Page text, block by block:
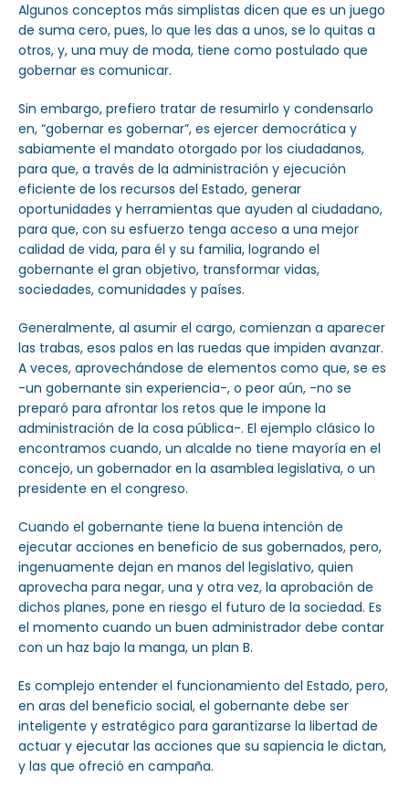
Algunos conceptos más simplistas dicen que es un juego
de suma cero, pues, lo que les das a unos, se lo quitas a
otros, y, una muy de moda, tiene como postulado que
gobernar es comunicar.
Sin embargo, prefiero tratar de resumirlo y condensarlo
en, “gobernar es gobernar”, es ejercer democrática y
sabiamente el mandato otorgado por los ciudadanos,
para que, a través de la administración y ejecución
eficiente de los recursos del Estado, generar
oportunidades y herramientas que ayuden al ciudadano,
para que, con su esfuerzo tenga acceso a una mejor
calidad de vida, para él y su familia, logrando el
gobernante el gran objetivo, transformar vidas,
sociedades, comunidades y países.
Generalmente, al asumir el cargo, comienzan a aparecer
las trabas, esos palos en las ruedas que impiden avanzar.
A veces, aprovechándose de elementos como que, se es
-un gobernante sin experiencia-, o peor aún, -no se
preparó para afrontar los retos que le impone la
administración de la cosa pública-. El ejemplo clásico lo
encontramos cuando, un alcalde no tiene mayoría en el
concejo, un gobernador en la asamblea legislativa, o un
presidente en el congreso.
Cuando el gobernante tiene la buena intención de
ejecutar acciones en beneficio de sus gobernados, pero,
ingenuamente dejan en manos del legislativo, quien
aprovecha para negar, una y otra vez, la aprobación de
dichos planes, pone en riesgo el futuro de la sociedad. Es
el momento cuando un buen administrador debe contar
con un haz bajo la manga, un plan B.
Es complejo entender el funcionamiento del Estado, pero,
en aras del beneficio social, el gobernante debe ser
inteligente y estratégico para garantizarse la libertad de
actuar y ejecutar las acciones que su sapiencia le dictan,
y las que ofreció en campaña.